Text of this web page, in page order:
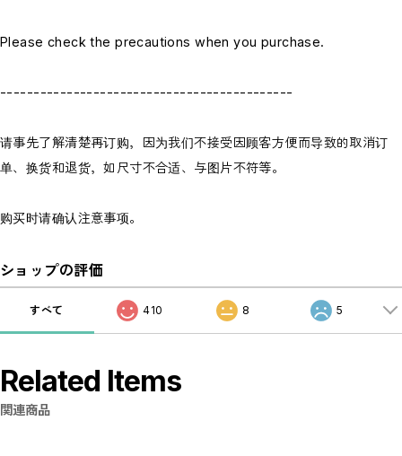
Please check the precautions when you purchase.
--------------------------------------------
请事先了解清楚再订购，因为我们不接受因顾客方便而导致的取消订
单、换货和退货，如尺寸不合适、与图片不符等。
购买时请确认注意事项。
ショップの評価
すべて 410 8 5
Related Items
関連商品